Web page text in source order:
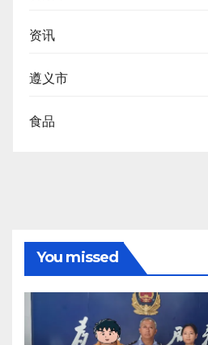
资讯
遵义市
食品
You missed